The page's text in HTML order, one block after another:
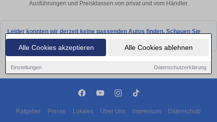
Alle Cookies akzeptieren Alle Cookies ablehnen
Einstellungen Datenschutzerklärung
Ausführungen und Preisklassen von privat und vom Händler.
Leider konnten wir derzeit keine passenden Autos finden. Schauen Sie
bald wieder vorbei!
Ratgeber Presse Lokales Über Uns Impressum Datenschutz